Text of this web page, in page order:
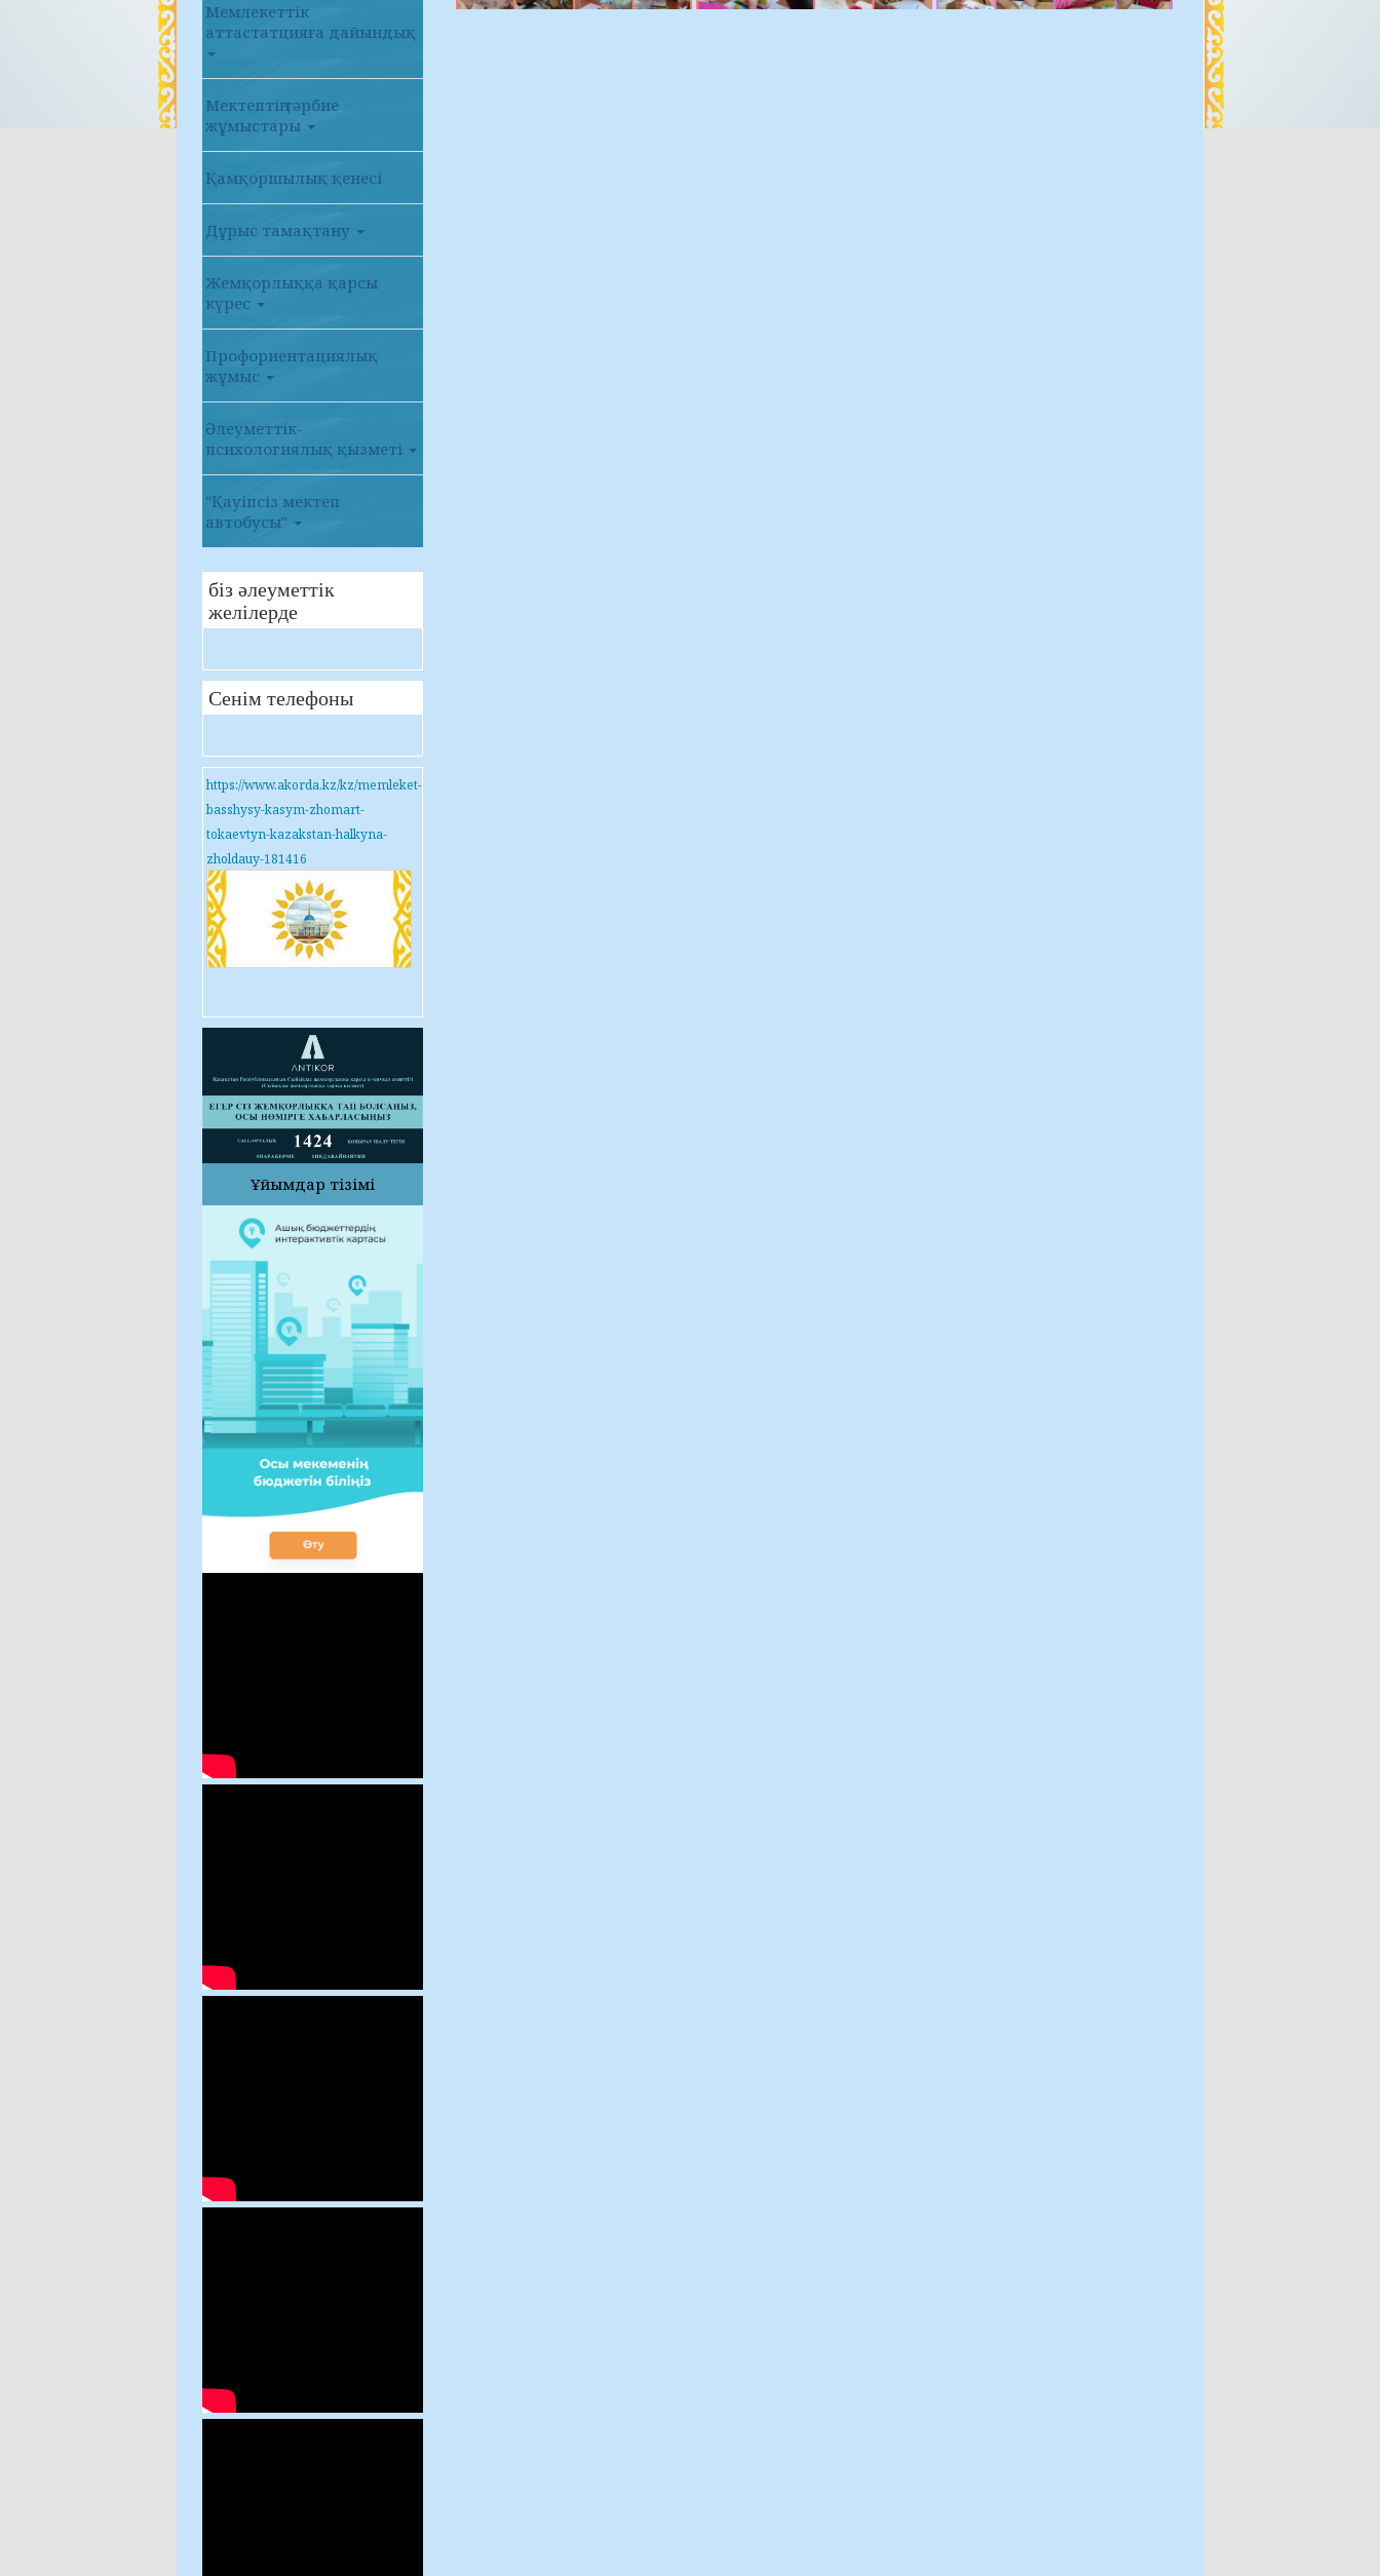
Мемлекеттік
аттастатцияға дайындық
Мектептің тәрбие
жұмыстары
Қамқоршылық қенесі
Дұрыс тамақтану
Жемқорлыққа қарсы
күрес
Профориентациялық
жұмыс
Әлеуметтік-
психологиялық қызметі
"Қауіпсіз мектеп
автобусы"
біз әлеуметтік
желілерде
Сенім телефоны
https://www.akorda.kz/kz/memleket-
basshysy-kasym-zhomart-
tokaevtyn-kazakstan-halkyna-
zholdauy-181416
Ұйымдар тізімі